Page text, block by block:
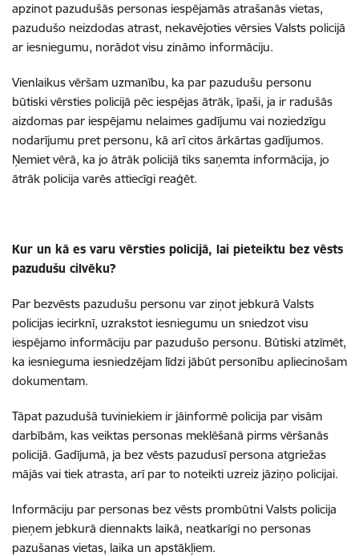
apzinot pazudušās personas iespējamās atrašanās vietas,
pazudušo neizdodas atrast, nekavējoties vērsies Valsts policijā
ar iesniegumu, norādot visu zināmo informāciju.
Vienlaikus vēršam uzmanību, ka par pazudušu personu
būtiski vērsties policijā pēc iespējas ātrāk, īpaši, ja ir radušās
aizdomas par iespējamu nelaimes gadījumu vai noziedzīgu
nodarījumu pret personu, kā arī citos ārkārtas gadījumos.
Ņemiet vērā, ka jo ātrāk policijā tiks saņemta informācija, jo
ātrāk policija varēs attiecīgi reaģēt.
Kur un kā es varu vērsties policijā, lai pieteiktu bez vēsts
pazudušu cilvēku?
Par bezvēsts pazudušu personu var ziņot jebkurā Valsts
policijas iecirknī, uzrakstot iesniegumu un sniedzot visu
iespējamo informāciju par pazudušo personu. Būtiski atzīmēt,
ka iesnieguma iesniedzējam līdzi jābūt personību apliecinošam
dokumentam.
Tāpat pazudušā tuviniekiem ir jāinformē policija par visām
darbībām, kas veiktas personas meklēšanā pirms vēršanās
policijā. Gadījumā, ja bez vēsts pazudusī persona atgriežas
mājās vai tiek atrasta, arī par to noteikti uzreiz jāziņo policijai.
Informāciju par personas bez vēsts prombūtni Valsts policija
pieņem jebkurā diennakts laikā, neatkarīgi no personas
pazušanas vietas, laika un apstākļiem.